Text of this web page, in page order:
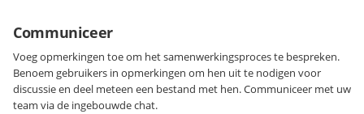
Communiceer
Voeg opmerkingen toe om het samenwerkingsproces te bespreken.
Benoem gebruikers in opmerkingen om hen uit te nodigen voor
discussie en deel meteen een bestand met hen. Communiceer met uw
team via de ingebouwde chat.